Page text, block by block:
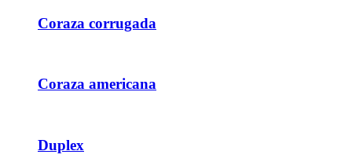
Coraza corrugada
Coraza americana
Duplex